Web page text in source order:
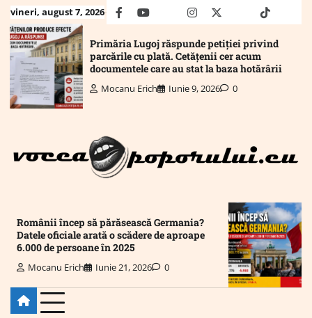
Skip
to
content
vineri, august 7, 2026 facebookyoutubeMailinstagram
twitter truthtiktok
Primăria Lugoj răspunde petiției privind
parcările cu plată. Cetățenii cer acum
documentele care au stat la baza hotărârii
Mocanu Erich Iunie 9, 2026 0
Românii încep să părăsească Germania?
Datele oficiale arată o scădere de aproape
6.000 de persoane în 2025
Mocanu Erich Iunie 21, 2026 0